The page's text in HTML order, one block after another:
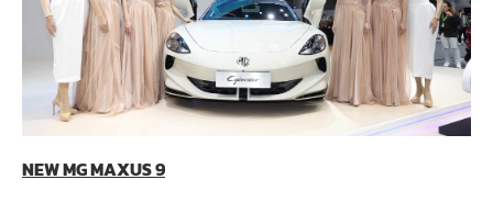
NEW MG MAXUS 9